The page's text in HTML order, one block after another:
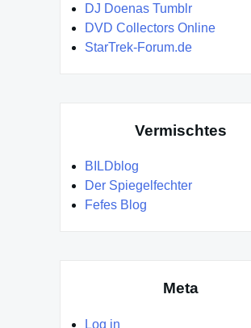
DJ Doenas Tumblr
DVD Collectors Online
StarTrek-Forum.de
Vermischtes
BILDblog
Der Spiegelfechter
Fefes Blog
Meta
Log in